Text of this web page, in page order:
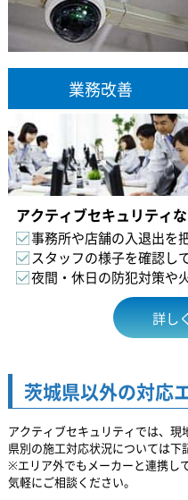
業務改善
アクティブセキュリティ
事務所や店舗の入退出を
スタッフの様子を確認し
夜間・休日の防犯対策や
詳し
茨城県以外の対応
アクティブセキュリティでは、
県別の施工対応状況については下
※エリア外でもメーカーと連携し
気軽にご相談ください。